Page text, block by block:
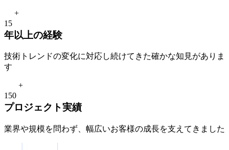
1 5
+
年以上の経験
技術トレンドの変化に対応し続けてきた確かな知見がありま
す
150
+
プロジェクト実績
業界や規模を問わず、幅広いお客様の成長を支えてきました